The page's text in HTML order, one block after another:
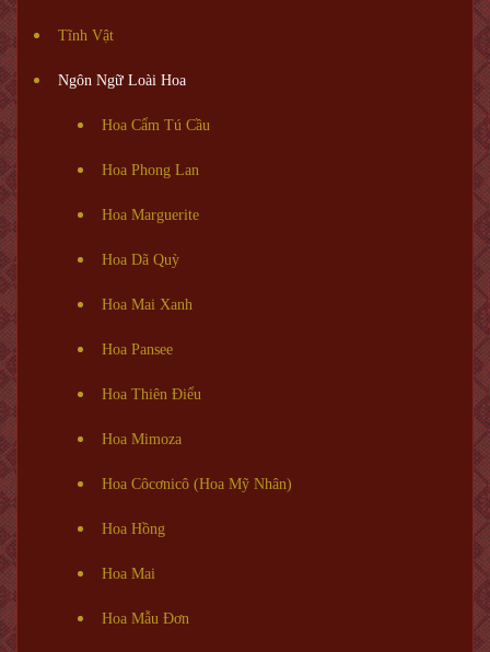
Tĩnh Vật
Ngôn Ngữ Loài Hoa
Hoa Cẩm Tú Cầu
Hoa Phong Lan
Hoa Marguerite
Hoa Dã Quỳ
Hoa Mai Xanh
Hoa Pansee
Hoa Thiên Điểu
Hoa Mimoza
Hoa Côcơnicô (Hoa Mỹ Nhân)
Hoa Hồng
Hoa Mai
Hoa Mẫu Đơn